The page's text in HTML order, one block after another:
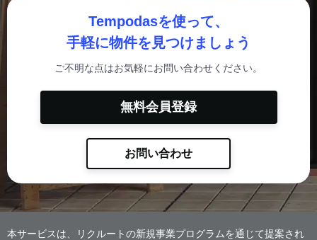
Tempodasを使って、
手軽に物件を見つけましょう
ご不明な点はお気軽にお問い合わせください。
無料会員登録
お問い合わせ
本サービスは、リクルートの新規事業プログラムを通じて提案され